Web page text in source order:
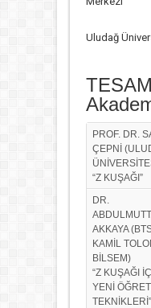
Uludağ
PROF. DR.
ÇEPNİ
“Z KUŞAĞI”
DR.
AKKAYA
KAMİL
BİLSEM)
“Z KUŞAĞI
YENİ
TEKNİKLERİ”